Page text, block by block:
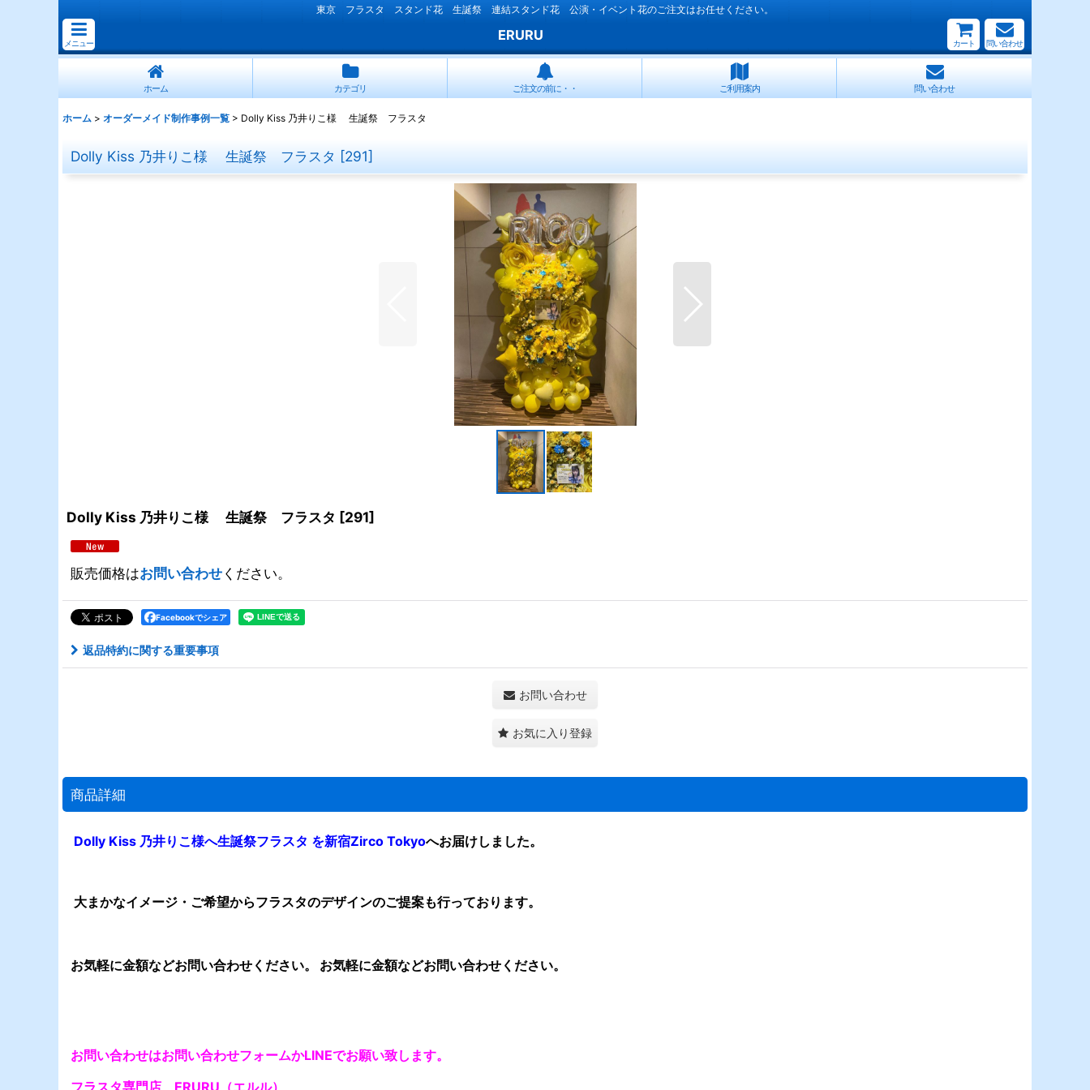
東京 フラスタ スタンド花 生誕祭 連結スタンド花 公演・イベント花のご注文はお任せください。
メニュー
ERURU
カート 問い合わせ
ホーム カテゴリ ご注文の前に・・ ご利用案内 問い合わせ
ホーム > オーダーメイド制作事例一覧 > Dolly Kiss 乃井りこ様 生誕祭 フラスタ
Dolly Kiss 乃井りこ様 生誕祭 フラスタ [291]
Dolly Kiss 乃井りこ様 生誕祭 フラスタ [291]
販売価格はお問い合わせください。
Facebookでシェア
返品特約に関する重要事項
お問い合わせ
お気に入り登録
商品詳細
Dolly Kiss 乃井りこ様へ生誕祭フラスタ を新宿Zirco Tokyoへお届けしました。
大まかなイメージ・ご希望からフラスタのデザインのご提案も行っております。
お気軽に金額などお問い合わせください。 お気軽に金額などお問い合わせ ください。
お問い合わせはお問い合わせフォームかLINEでお願い致します。